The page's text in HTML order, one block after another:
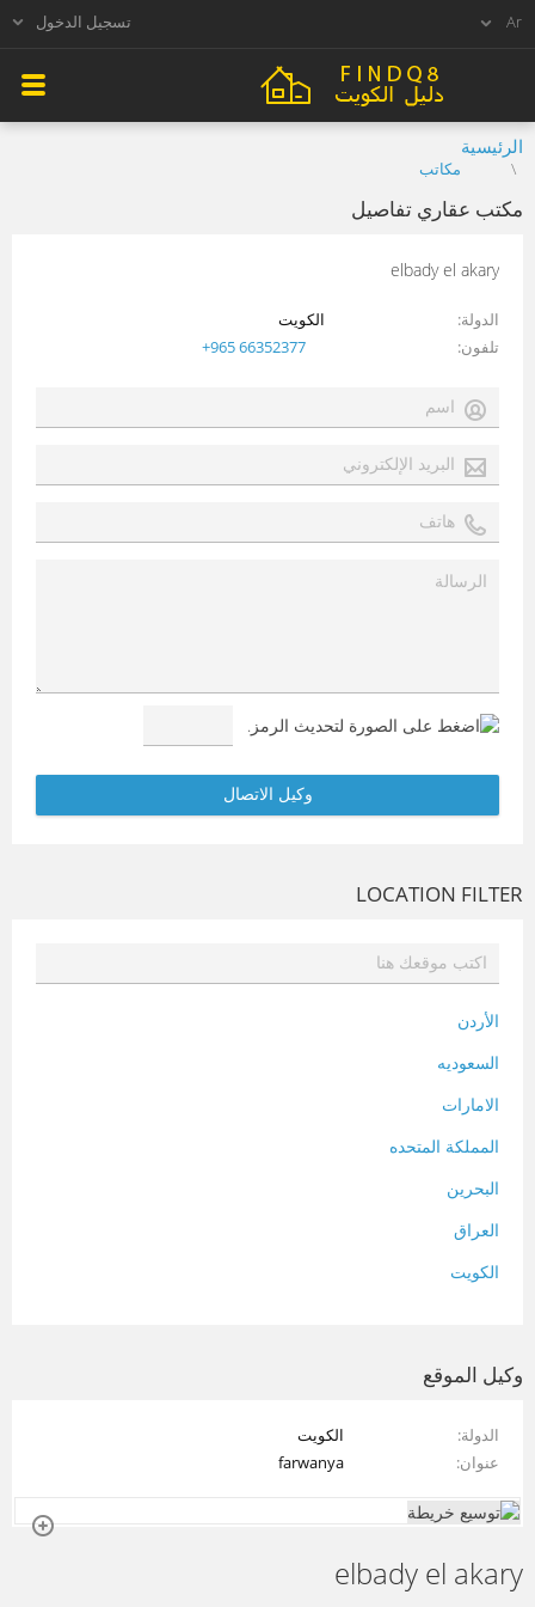
تسجيل الدخول
الرئيسية
مكاتب
مكتب عقاري تفاصيل
elbady el akary
الدولة
الكويت
تلفون
+965 66352377
LOCATION FILTER
الأردن
السعوديه
الامارات
المملكة المتحده
البحرين
العراق
الكويت
فلسطين
سوريا
تونس
وكيل الموقع
الدولة
الكويت
عنوان
farwanya
elbady el akary